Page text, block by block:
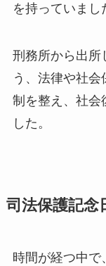
を持っていまし
刑務所から出所
う、法律や社
制を整え、社会
した。
司法保護記念
時間が経つ中で